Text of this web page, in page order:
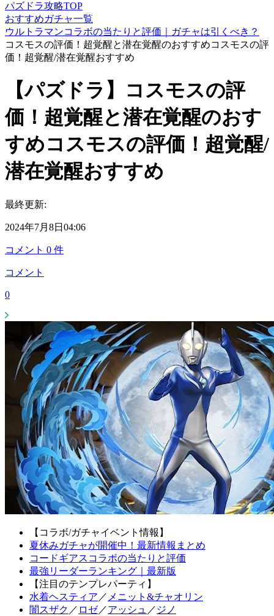
パズドラ攻略TOP
おすすめガチャ一覧
ウルトラマンコラボの当たりと評価｜ガチャは引くべき？
コスモスの評価！超覚醒と潜在覚醒のおすすめコスモスの評
価！超覚醒/潜在覚醒おすすめ
【パズドラ】コスモスの評
価！超覚醒と潜在覚醒のおす
すめコスモスの評価！超覚醒/
潜在覚醒おすすめ
最終更新:
2024年7月8日04:06
コメント 0 件
コメント
0
【コラボ/ガチャイベント情報】
夏休みガチャが開催中！最新情報まとめ
コードギアスコラボの当たりと評価
最強リーダーランキング｜最新版
【注目のテンプレパーティ】
水着ヘスティア ／ メニット&チャオリン
闇スザク ／ ロゼ／アッシュ ／ ジノ